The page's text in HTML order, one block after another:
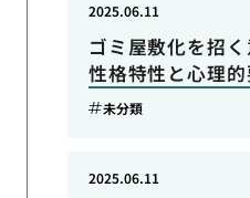
ゴミ屋敷化を招
性格特性と心理的
2025.06.11
未分類
2025.06.11